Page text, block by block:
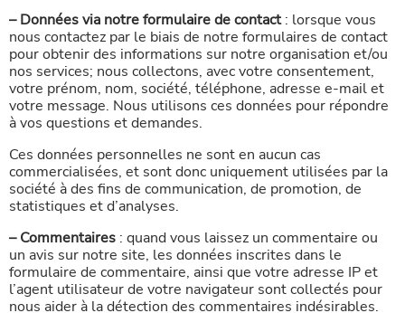
– Données via notre formulaire de contact: lorsque vous
nous contactez par le biais de notre formulaires de contact
pour obtenir des informations sur notre organisation et/ou
nos services; nous collectons, avec votre consentement,
votre prénom, nom, société, téléphone, adresse e-mail et
votre message. Nous utilisons ces données pour répondre
à vos questions et demandes.
Ces données personnelles ne sont en aucun cas
commercialisées, et sont donc uniquement utilisées par la
société à des fins de communication, de promotion, de
statistiques et d’analyses.
– Commentaires : quand vous laissez un commentaire ou
un avis sur notre site, les données inscrites dans le
formulaire de commentaire, ainsi que votre adresse IP et
l’agent utilisateur de votre navigateur sont collectés pour
nous aider à la détection des commentaires indésirables.